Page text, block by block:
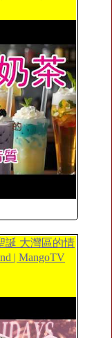
誕 大灣區的情
| MangoTV